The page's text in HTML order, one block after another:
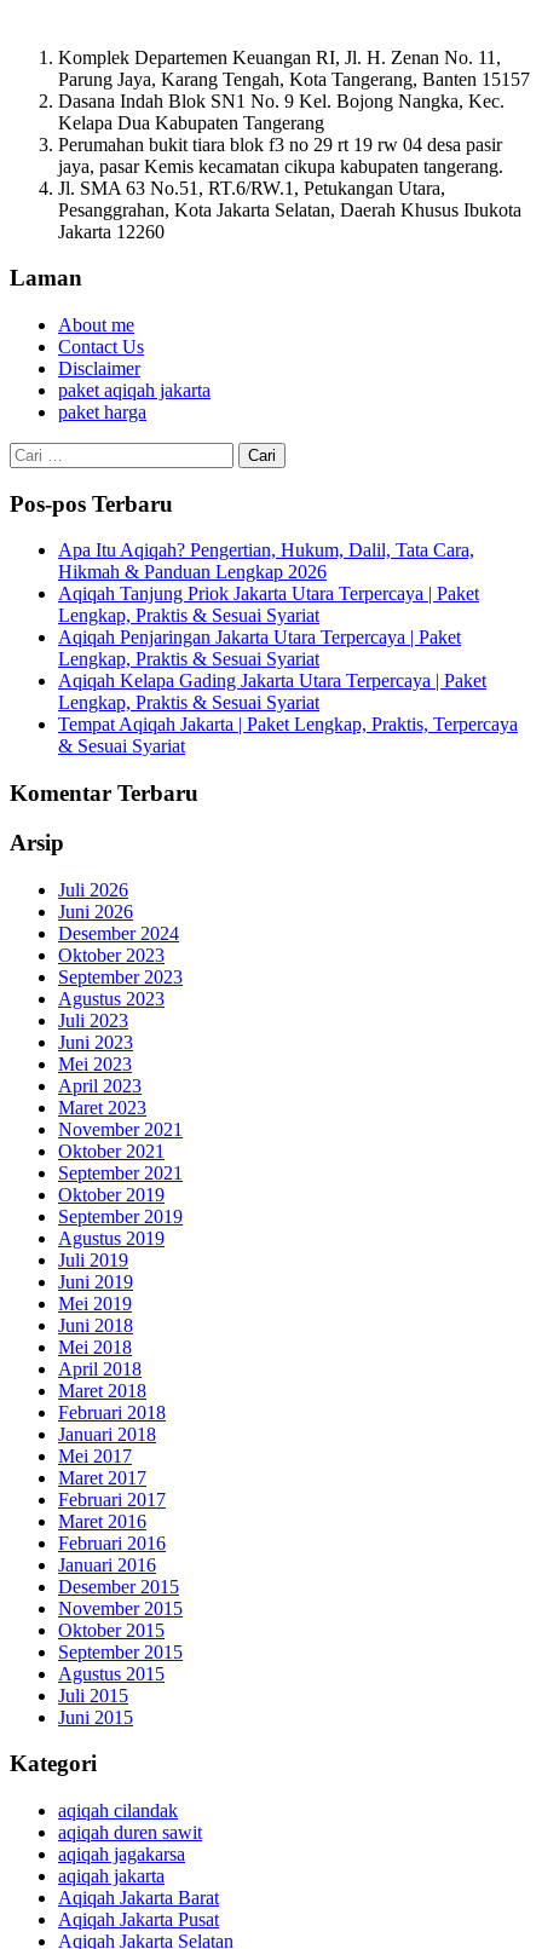
Komplek Departemen Keuangan RI, Jl. H. Zenan No. 11,
Parung Jaya, Karang Tengah, Kota Tangerang, Banten 15157
Dasana Indah Blok SN1 No. 9 Kel. Bojong Nangka, Kec.
Kelapa Dua Kabupaten Tangerang
Perumahan bukit tiara blok f3 no 29 rt 19 rw 04 desa pasir
jaya, pasar Kemis kecamatan cikupa kabupaten tangerang.
Jl. SMA 63 No.51, RT.6/RW.1, Petukangan Utara,
Pesanggrahan, Kota Jakarta Selatan, Daerah Khusus Ibukota
Jakarta 12260
Laman
About me
Contact Us
Disclaimer
paket aqiqah jakarta
paket harga
Cari
untuk:
Pos-pos Terbaru
Apa Itu Aqiqah? Pengertian, Hukum, Dalil, Tata Cara,
Hikmah & Panduan Lengkap 2026
Aqiqah Tanjung Priok Jakarta Utara Terpercaya | Paket
Lengkap, Praktis & Sesuai Syariat
Aqiqah Penjaringan Jakarta Utara Terpercaya | Paket
Lengkap, Praktis & Sesuai Syariat
Aqiqah Kelapa Gading Jakarta Utara Terpercaya | Paket
Lengkap, Praktis & Sesuai Syariat
Tempat Aqiqah Jakarta | Paket Lengkap, Praktis, Terpercaya
& Sesuai Syariat
Komentar Terbaru
Arsip
Juli 2026
Juni 2026
Desember 2024
Oktober 2023
September 2023
Agustus 2023
Juli 2023
Juni 2023
Mei 2023
April 2023
Maret 2023
November 2021
Oktober 2021
September 2021
Oktober 2019
September 2019
Agustus 2019
Juli 2019
Juni 2019
Mei 2019
Juni 2018
Mei 2018
April 2018
Maret 2018
Februari 2018
Januari 2018
Mei 2017
Maret 2017
Februari 2017
Maret 2016
Februari 2016
Januari 2016
Desember 2015
November 2015
Oktober 2015
September 2015
Agustus 2015
Juli 2015
Juni 2015
Kategori
aqiqah cilandak
aqiqah duren sawit
aqiqah jagakarsa
aqiqah jakarta
Aqiqah Jakarta Barat
Aqiqah Jakarta Pusat
Aqiqah Jakarta Selatan